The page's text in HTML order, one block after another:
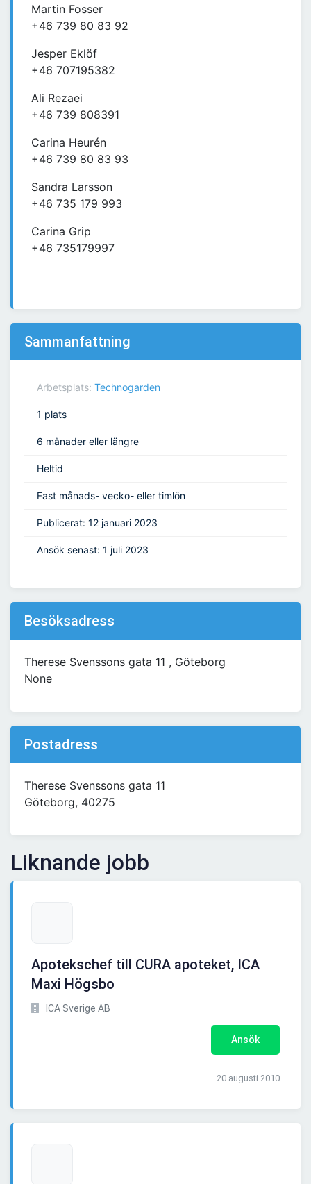
Martin Fosser
+46 739 80 83 92
Jesper Eklöf
+46 707195382
Ali Rezaei
+46 739 808391
Carina Heurén
+46 739 80 83 93
Sandra Larsson
+46 735 179 993
Carina Grip
+46 735179997
Sammanfattning
Arbetsplats: Technogarden
1 plats
6 månader eller längre
Heltid
Fast månads- vecko- eller timlön
Publicerat: 12 januari 2023
Ansök senast: 1 juli 2023
Besöksadress
Therese Svenssons gata 11 , Göteborg
None
Postadress
Therese Svenssons gata 11
Göteborg, 40275
Liknande jobb
Apotekschef till CURA apoteket, ICA
Maxi Högsbo
ICA Sverige AB
Ansök
20 augusti 2010